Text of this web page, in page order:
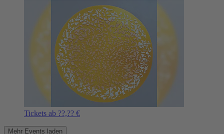
Tickets ab ??,?? €
Mehr Events laden